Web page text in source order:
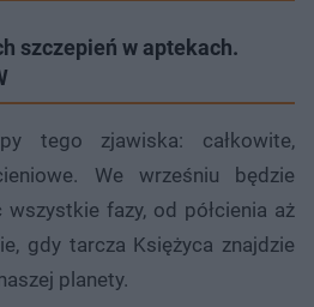
szczepień w aptekach.
tego zjawiska: całkowite,
We wrześniu będzie
fazy, od półcienia aż
gdy tarcza Księżyca znajdzie
planety.